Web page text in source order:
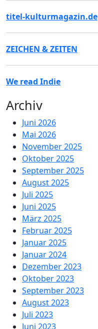
titel-kulturmagazin.de
ZEICHEN & ZEITEN
We read Indie
Archiv
Juni 2026
Mai 2026
November 2025
Oktober 2025
September 2025
August 2025
Juli 2025
Juni 2025
März 2025
Februar 2025
Januar 2025
Januar 2024
Dezember 2023
Oktober 2023
September 2023
August 2023
Juli 2023
Juni 2023